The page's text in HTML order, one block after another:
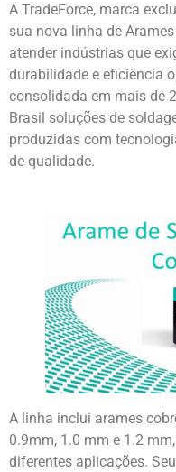
A TradeForce, marca
sua nova linha de
atender indústrias que
durabilidade e eficiência
consolidada em mais de
Brasil soluções de
produzidas com
de qualidade.
A linha inclui arames
0.9mm, 1.0 mm e 1.2
diferentes aplicações.